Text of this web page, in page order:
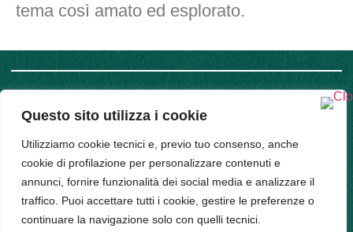
Questo sito utilizza i cookie
Utilizziamo cookie tecnici e, previo tuo consenso, anche
cookie di profilazione per personalizzare contenuti e
annunci, fornire funzionalità dei social media e analizzare il
traffico. Puoi accettare tutti i cookie, gestire le preferenze o
continuare la navigazione solo con quelli tecnici.
tema così amato ed esplorato.
SUPPORT
Privacy
Policy
Cookie
Policy
COMPANY
INFO
Bud srl, Via
Arena 9,
20123,
Milano -